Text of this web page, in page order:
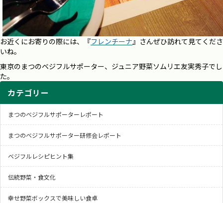
お近くにお寄りの際には、『フレンチーナ』さんぜひ訪れて見てくださ
いね。
東京のまつのベジフルサポーター、ジュニア野菜ソムリエ友実秀子でし
た。
カテゴリー
まつのベジフルサポーターレポート
まつのベジフルサポーター研修会レポート
ベジフルレシピヒント集
伝統野菜・食文化
幸せ野菜ボックスで美味しい食卓